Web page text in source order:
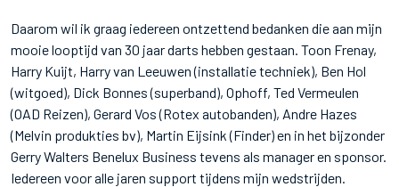
Daarom wil ik graag iedereen ontzettend bedanken die aan mijn
mooie looptijd van 30 jaar darts hebben gestaan. Toon Frenay,
Harry Kuijt, Harry van Leeuwen (installatie techniek), Ben Hol
(witgoed), Dick Bonnes (superband), Ophoff, Ted Vermeulen
(OAD Reizen), Gerard Vos (Rotex autobanden), Andre Hazes
(Melvin produkties bv), Martin Eijsink (Finder) en in het bijzonder
Gerry Walters Benelux Business tevens als manager en sponsor.
Iedereen voor alle jaren support tijdens mijn wedstrijden.